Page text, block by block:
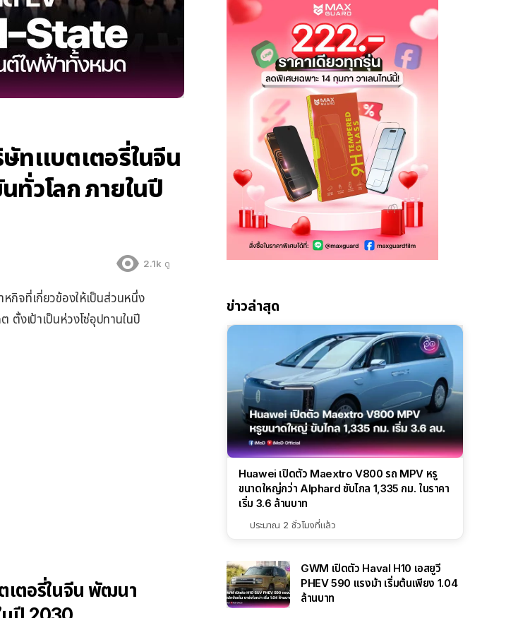
ทแบตเตอรี่ในจีน
วโลก ภายในปี
2.1k ดู
กิจที่เกี่ยวข้องให้เป็นส่วนหนึ่ง
งเป้าเป็นห่วงโซ่อุปทานในปี
เตอรี่ในจีน พัฒนา
ข่าวล่าสุด
Huawei เปิดตัว Maextro V800 รถ MPV หรู
ขนาดใหญ่กว่า Alphard ขับไกล 1,335 กม. ในราคา
เริ่ม 3.6 ล้านบาท
ประมาณ 2 ชั่วโมงที่แล้ว
GWM เปิดตัว Haval H10 เอสยูวี
PHEV 590 แรงม้า เริ่มต้นเพียง 1.04
ล้านบาท